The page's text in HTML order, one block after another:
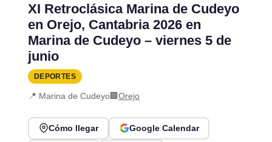
XI Retroclásica Marina de Cudeyo
en Orejo, Cantabria 2026 en
Marina de Cudeyo – viernes 5 de
junio
DEPORTES
📍 Marina de Cudeyo🏢Orejo
Cómo llegar Google Calendar